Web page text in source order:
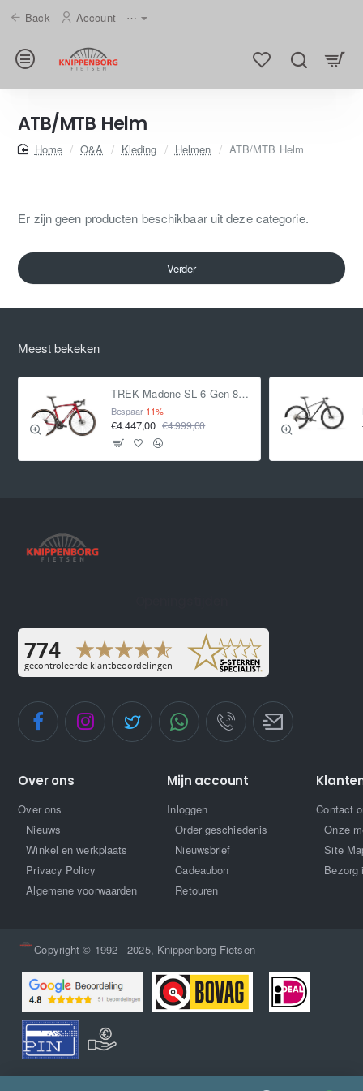
Back Account ⋯
ATB/MTB Helm
homeO&A Kleding Helmen ATB/MTB Helm
Er zijn geen producten beschikbaar uit deze categorie.
Verder
Meest bekeken
TREK Madone SL 6 Gen 8 CRIMSON L L 2025
Bespaar-11%
€4.447,00 €4.999,00
Over ons
Over ons
Nieuws
Winkel en werkplaats
Privacy Policy
Algemene voorwaarden
Mijn account
Inloggen
Order geschiedenis
Nieuwsbrief
Cadeaubon
Retouren
Contact
Onze
Site
Bezorg
Copyright © 1992 - 2025, Knippenborg Fietsen